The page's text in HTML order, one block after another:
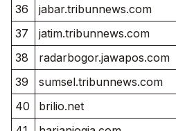
36 jabar.tribunnews.com
37
jatim.tribunnews.com
38
radarbogor.jawapos.com
39
sumsel.tribunnews.com
40
brilio.net